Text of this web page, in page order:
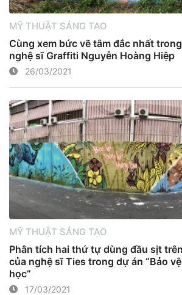
MỸ THUẬT SÁNG TẠO
Cùng xem bức vẽ tâm đắc nhất
nghệ sĩ Graffiti Nguyễn Hoàng Hiệp
26/03/2021
MỸ THUẬT SÁNG TẠO
Phân tích hai thứ tự dùng đầu sịt
của nghệ sĩ Ties trong dự án “Bảo
học”
17/03/2021